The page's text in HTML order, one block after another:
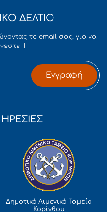
ΔΕΛΤΙΟ
το email σας, για να
!
Εγγραφή
Δημοτικό Λιμενικό Ταμείο
Κορίνθου